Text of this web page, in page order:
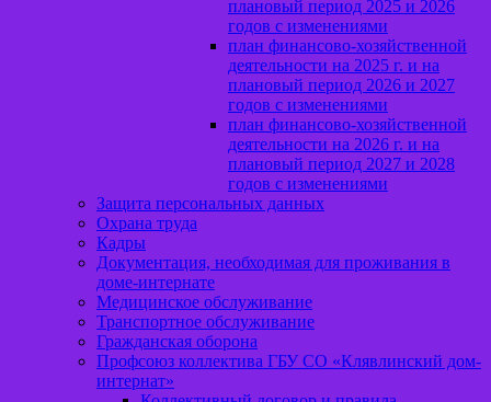
плановый период 2025 и 2026
годов с изменениями
план финансово-хозяйственной
деятельности на 2025 г. и на
плановый период 2026 и 2027
годов с изменениями
план финансово-хозяйственной
деятельности на 2026 г. и на
плановый период 2027 и 2028
годов с изменениями
Защита персональных данных
Охрана труда
Кадры
Документация, необходимая для проживания в
доме-интернате
Медицинское обслуживание
Транспортное обслуживание
Гражданская оборона
Профсоюз коллектива ГБУ СО «Клявлинский дом-
интернат»